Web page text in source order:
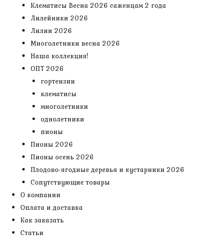
Клематисы Весна 2026 саженцам 2 года
Лилейники 2026
Лилии 2026
Многолетники весна 2026
Наша коллекция!
ОПТ 2026
гортензии
клематисы
многолетники
однолетники
пионы
Пионы 2026
Пионы осень 2026
Плодово-ягодные деревья и кустарники 2026
Сопутствующие товары
О компании
Оплата и доставка
Как заказать
Статьи